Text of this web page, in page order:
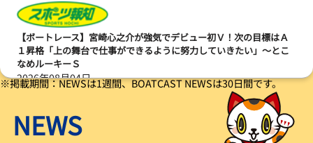
【ボートレース】宮崎心之介が強気でデビュー初Ｖ！次の目標はＡ
１昇格「上の舞台で仕事ができるように努力していきたい」～とこ
なめルーキーＳ
2026年08月04日
【ルーキーシリーズ第15戦】塚越海斗「伸びを生かす方向で」4カド
から攻める／とこなめボートレース
※掲載期間：NEWSは1週間、BOATCAST NEWSは30日間です。
NEWS